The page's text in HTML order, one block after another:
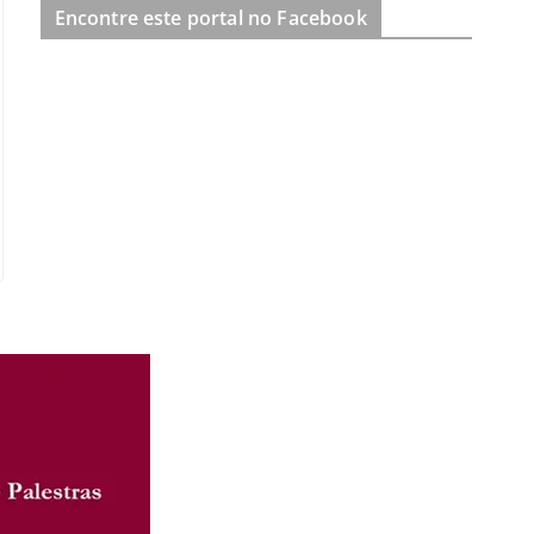
Encontre este portal no Facebook